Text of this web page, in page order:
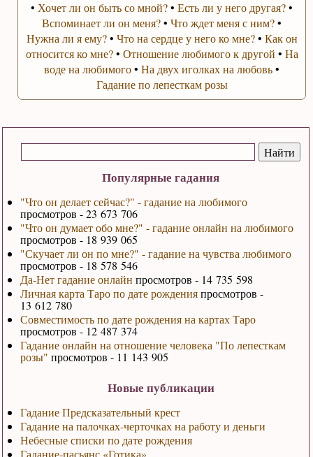
Популярные гадания
"Что он делает сейчас?" - гадание на любимого
просмотров - 23 673 706
"Что он думает обо мне?" - гадание онлайн на любимого
просмотров - 18 939 065
"Скучает ли он по мне?" - гадание на чувства любимого
просмотров - 18 578 546
Да-Нет гадание онлайн просмотров - 14 735 598
Личная карта Таро по дате рожденияпросмотров -
13 612 780
Совместимость по дате рождения на картах Таро
просмотров - 12 487 374
Гадание онлайн на отношение человека "По лепесткам
розы" просмотров - 11 143 905
Новые публикации
Гадание Предсказательный крест
Гадание на палочках-черточках на работу и деньги
Небесные списки по дате рождения
Гадание-пасьянс «Готика»
• Хочет ли он быть со мной?•Есть ли у него другая?•
Вспоминает ли он меня?•Что ждет меня с ним?•
Нужна ли я ему?• Что на сердце у него ко мне?• Как он
относится ко мне?• Отношение любимого к другой • На
воде на любимого•На двух иголках на любовь•
Гадание по лепесткам розы